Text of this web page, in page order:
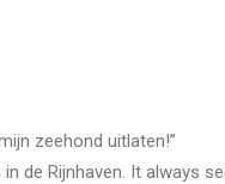
zeehond uitlaten!”
in de Rijnhaven. It always